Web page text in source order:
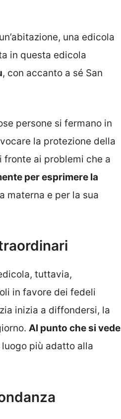
una edicola
in questa edicola
, con accanto a sé San
persone si fermano in
la protezione della
ai problemi che a
per esprimere la
materna e per la sua
tuttavia,
in favore dei fedeli
inizia a diffondersi, la
Al punto che si vede
più adatto alla